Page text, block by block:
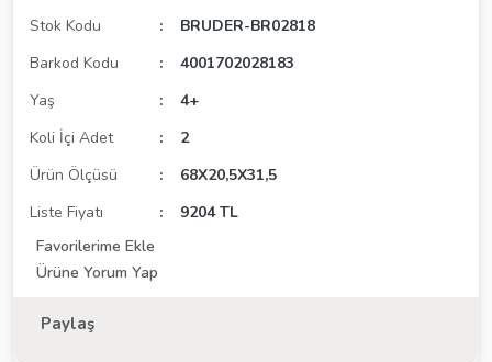
Stok Kodu
BRUDER-BR02818
Barkod Kodu
4001702028183
Yaş
4+
Koli İçi Adet
2
Ürün Ölçüsü
68X20,5X31,5
Liste Fiyatı
9204 TL
Ürüne Yorum Yap
Paylaş